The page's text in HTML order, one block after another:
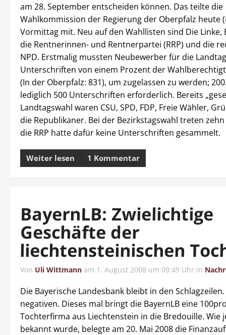
am 28. September entscheiden können. Das teilte die
Wahlkommission der Regierung der Oberpfalz heute
Vormittag mit. Neu auf den Wahllisten sind Die Linke,
die Rentnerinnen- und Rentnerpartei (RRP) und die
NPD. Erstmalig mussten Neubewerber für die
Unterschriften von einem Prozent der
(In der Oberpfalz: 831), um zugelassen zu werden;
lediglich 500 Unterschriften erforderlich. Bereits
Landtagswahl waren CSU, SPD, FDP, Freie Wähler,
die Republikaner. Bei der Bezirkstagswahl treten
die RRP hatte dafür keine Unterschriften gesammelt.
Weiter lesen 1 Kommentar
BayernLB: Zwielichtige
Geschäfte der
liechtensteinischen
Von Uli Wittmann am 1. August 2008 um 09:49 Uhr in
Die Bayerische Landesbank bleibt in den
negativen. Dieses mal bringt die BayernLB eine
Tochterfirma aus Liechtenstein in die Bredouille. Wie
bekannt wurde, belegte am 20. Mai 2008 die